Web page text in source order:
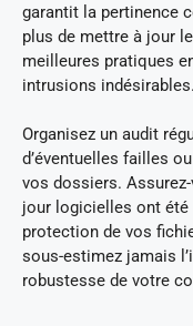
garantit la pertinence
plus de mettre à jour
meilleures pratiques
intrusions indésirables.
Organisez un audit
d’éventuelles failles
vos dossiers.
jour logicielles ont
protection de vos
sous-estimez jamais
robustesse de votre